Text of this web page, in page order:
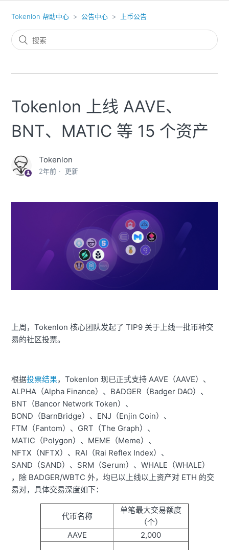
Tokenlon 帮助中心 公告中心 上币公告
Tokenlon 上线 AAVE、
BNT、MATIC 等 15 个资产
Tokenlon
2年前 更新
上周，Tokenlon 核心团队发起了 TIP9 关于上线一批币种交
易的社区投票。
根据投票结果，Tokenlon 现已正式支持 AAVE（AAVE）、
ALPHA（Alpha Finance）、BADGER（Badger DAO）、
BNT（Bancor Network Token）、
BOND（BarnBridge）、ENJ（Enjin Coin）、
FTM（Fantom）、GRT（The Graph）、
MATIC（Polygon）、MEME（Meme）、
NFTX（NFTX）、RAI（Rai Reflex Index）、
SAND（SAND）、SRM（Serum）、WHALE（WHALE）
，除 BADGER/WBTC 外，均已以上线以上资产对 ETH 的交
易对，具体交易深度如下：
代币名称
单笔最大交易额度
（个）
AAVE
2,000